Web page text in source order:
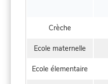
Crèche
Ecole maternelle
Ecole élementaire